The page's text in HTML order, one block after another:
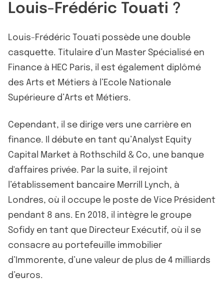
Louis-Frédéric Touati ?
Louis-Frédéric Touati possède une double
casquette. Titulaire d’un Master Spécialisé en
Finance à HEC Paris, il est également diplômé
des Arts et Métiers à l’Ecole Nationale
Supérieure d’Arts et Métiers.
Cependant, il se dirige vers une carrière en
finance. Il débute en tant qu’Analyst Equity
Capital Market à Rothschild & Co, une banque
d'affaires privée. Par la suite, il rejoint
l’établissement bancaire Merrill Lynch, à
Londres, où il occupe le poste de Vice Président
pendant 8 ans. En 2018, il intègre le groupe
Sofidy en tant que Directeur Exécutif, où il se
consacre au portefeuille immobilier
d’Immorente, d’une valeur de plus de 4 milliards
d’euros.